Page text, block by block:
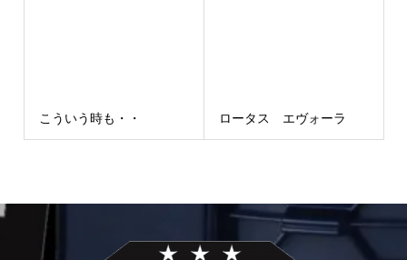
こういう時も・・ ロータス エヴォーラ